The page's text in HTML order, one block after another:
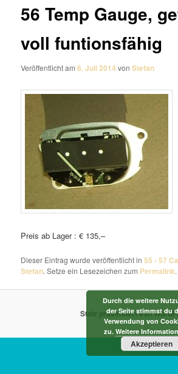
56 Temp Gauge,
voll funtionsfähig
Veröffentlicht am6. Juli 2014vonStefan
Preis ab Lager : € 135,–
Dieser Eintrag wurde veröffentlicht in55 - 57
Stefan. Setze ein Lesezeichen zum Permalink.
Stolz präsentiert von
Durch die weitere
der Seite stimmst du
Verwendung von
zu. Weitere
Akzeptieren